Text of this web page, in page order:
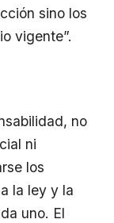
sino los
vigente”.
no
ni
los
la ley y la
uno. El